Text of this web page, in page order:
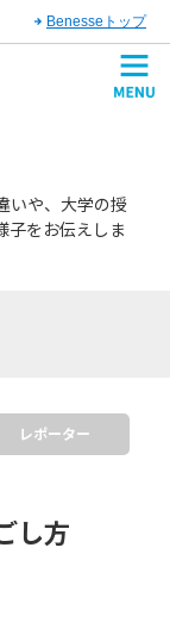
Benesseトップ
いや、大学の授
子をお伝えしま
レポーター
し方